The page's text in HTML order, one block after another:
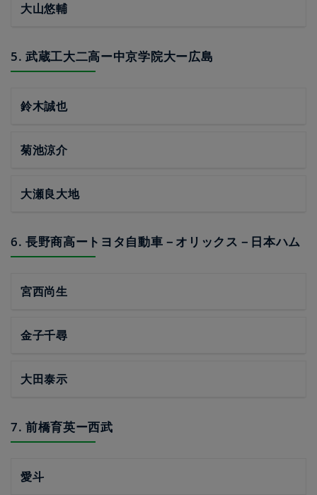
大山悠輔
5. 武蔵工大二高ー中京学院大ー広島
鈴木誠也
菊池涼介
大瀬良大地
6. 長野商高ートヨタ自動車－オリックス－日本ハム
宮西尚生
金子千尋
大田泰示
7. 前橋育英ー西武
愛斗